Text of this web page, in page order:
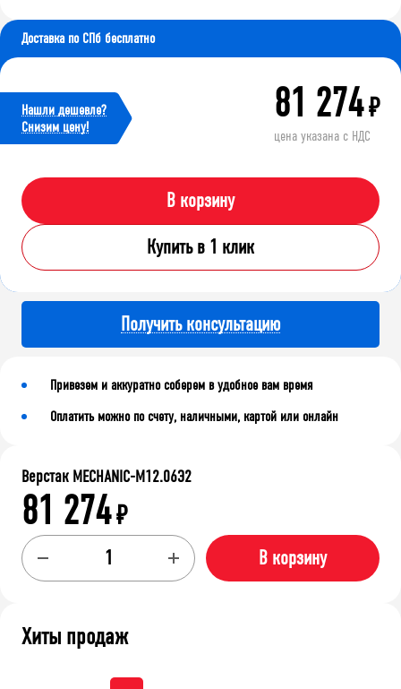
Доставка по СПб бесплатно
Нашли дешевле?
Cнизим цену!
81 274₽
цена указана с НДС
В корзину
Купить в 1 клик
Получить консультацию
Привезем и аккуратно соберем в удобное вам время
Оплатить можно по счету, наличными, картой или онлайн
Верстак MECHANIC-М12.06Э2
81 274₽
В корзину
Хиты продаж